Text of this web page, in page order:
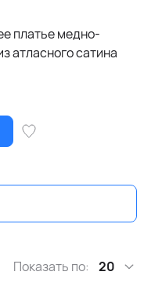
платье медно-
атласного сатина
Показать по: 20